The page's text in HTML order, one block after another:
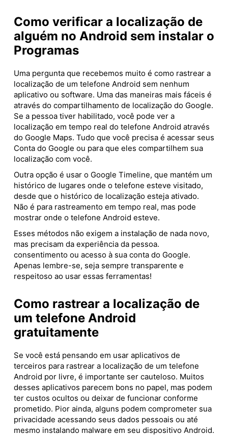
Como verificar a localização de
alguém no Android sem instalar o
Programas
Uma pergunta que recebemos muito é como rastrear a
localização de um telefone Android sem nenhum
aplicativo ou software. Uma das maneiras mais fáceis é
através do compartilhamento de localização do Google.
Se a pessoa tiver habilitado, você pode ver a
localização em tempo real do telefone Android através
do Google Maps. Tudo que você precisa é acessar seus
Conta do Google ou para que eles compartilhem sua
localização com você.
Outra opção é usar o Google Timeline, que mantém um
histórico de lugares onde o telefone esteve visitado,
desde que o histórico de localização esteja ativado.
Não é para rastreamento em tempo real, mas pode
mostrar onde o telefone Android esteve.
Esses métodos não exigem a instalação de nada novo,
mas precisam da experiência da pessoa.
consentimento ou acesso à sua conta do Google.
Apenas lembre-se, seja sempre transparente e
respeitoso ao usar essas ferramentas!
Como rastrear a localização de
um telefone Android
gratuitamente
Se você está pensando em usar aplicativos de
terceiros para rastrear a localização de um telefone
Android por livre, é importante ser cauteloso. Muitos
desses aplicativos parecem bons no papel, mas podem
ter custos ocultos ou deixar de funcionar conforme
prometido. Pior ainda, alguns podem comprometer sua
privacidade acessando seus dados pessoais ou até
mesmo instalando malware em seu dispositivo Android.